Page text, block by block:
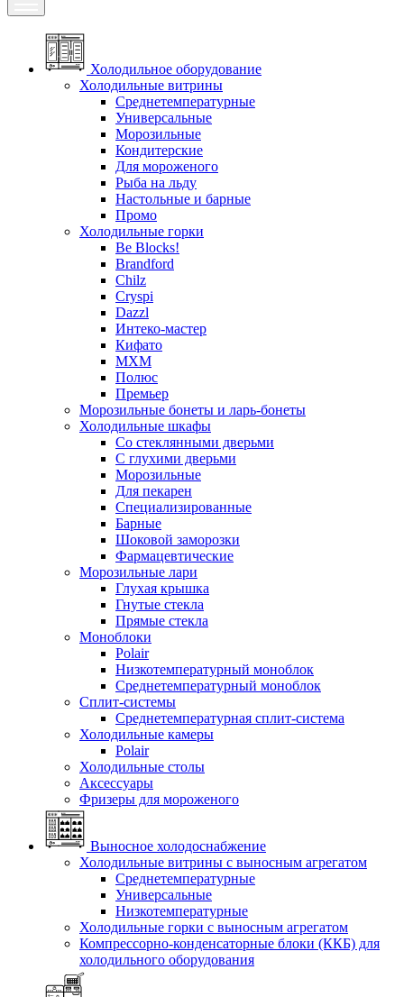
Холодильное оборудование
Холодильные витрины
Среднетемпературные
Универсальные
Морозильные
Кондитерские
Для мороженого
Рыба на льду
Настольные и барные
Промо
Холодильные горки
Be Blocks!
Brandford
Chilz
Cryspi
Dazzl
Интеко-мастер
Кифато
МХМ
Полюс
Премьер
Морозильные бонеты и ларь-бонеты
Холодильные шкафы
Со стеклянными дверьми
С глухими дверьми
Морозильные
Для пекарен
Специализированные
Барные
Шоковой заморозки
Фармацевтические
Морозильные лари
Глухая крышка
Гнутые стекла
Прямые стекла
Моноблоки
Polair
Низкотемпературный моноблок
Среднетемпературный моноблок
Сплит-системы
Среднетемпературная сплит-система
Холодильные камеры
Polair
Холодильные столы
Аксессуары
Фризеры для мороженого
Выносное холодоснабжение
Холодильные витрины с выносным агрегатом
Среднетемпературные
Универсальные
Низкотемпературные
Холодильные горки с выносным агрегатом
Компрессорно-конденсаторные блоки (ККБ) для
холодильного оборудования